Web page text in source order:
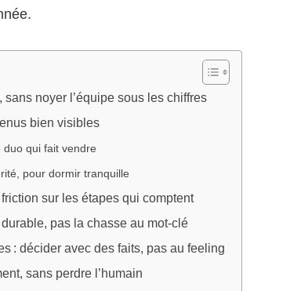
noyer l’équipe sous les chiffres
bien visibles
duo qui fait vendre
pour dormir tranquille
sur les étapes qui comptent
pas la chasse au mot-clé
: décider avec des faits, pas au feeling
sans perdre l’humain